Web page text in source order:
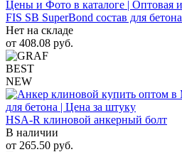
FIS SB SuperBond состав для бетона
Нет на складе
от 408.08 руб.
BEST
NEW
HSA-R клиновой анкерный болт
В наличии
от 265.50 руб.